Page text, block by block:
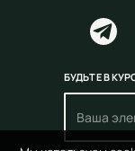
БУДЬТЕ В